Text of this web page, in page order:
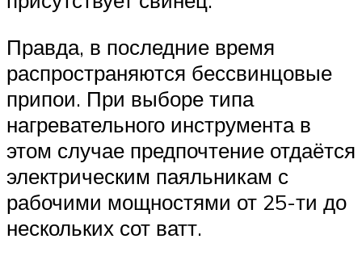
Правда, в последние время
распространяются бессвинцовые
припои. При выборе типа
нагревательного инструмента в
этом случае предпочтение отдаётся
электрическим паяльникам с
рабочими мощностями от 25-ти до
нескольких сот ватт.